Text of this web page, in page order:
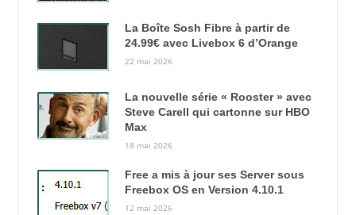
La Boîte Sosh Fibre à partir de
24.99€ avec Livebox 6 d’Orange
22 mai 2026
La nouvelle série « Rooster » avec
Steve Carell qui cartonne sur HBO
Max
18 mai 2026
Free a mis à jour ses Server sous
Freebox OS en Version 4.10.1
12 mai 2026